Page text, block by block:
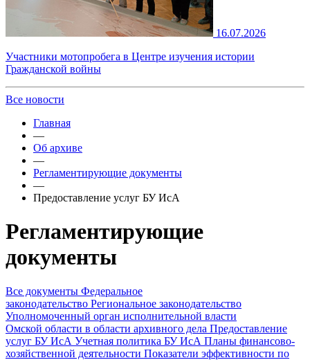
16.07.2026
Участники мотопробега в Центре изучения истории
Гражданской войны
Все новости
Главная
—
Об архиве
—
Регламентирующие документы
—
Предоставление услуг БУ ИсА
Регламентирующие
документы
Все документы Федеральное
законодательство Региональное законодательство
Уполномоченный орган исполнительной власти
Омской области в области архивного дела Предоставление
услуг БУ ИсА Учетная политика БУ ИсА Планы финансово-
хозяйственной деятельности Показатели эффективности по